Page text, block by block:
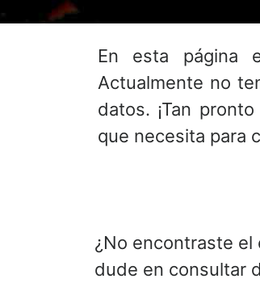
En esta página
Actualmente no
datos. ¡Tan
que necesita para
¿No encontraste el
dude en consultar